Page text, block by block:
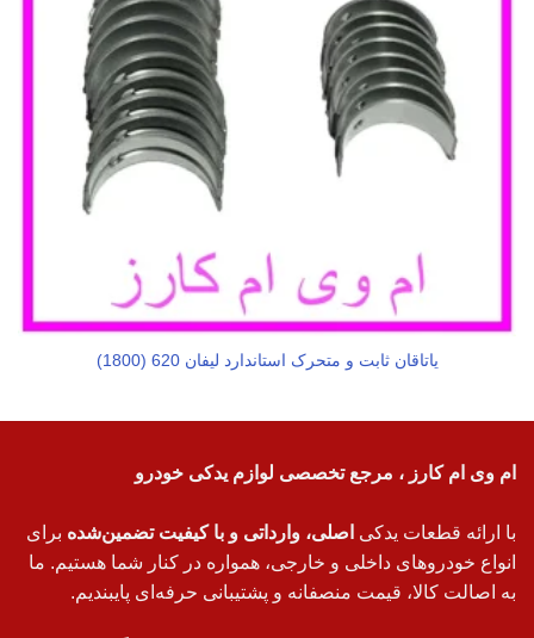
یاتاقان ثابت و متحرک استاندارد لیفان 620 (1800)
ام وی ام کارز ، مرجع تخصصی لوازم یدکی خودرو
با ارائه قطعات یدکی اصلی، وارداتی و با کیفیت تضمین‌شده برای
انواع خودروهای داخلی و خارجی، همواره در کنار شما هستیم. ما
به اصالت کالا، قیمت منصفانه و پشتیبانی حرفه‌ای پایبندیم.